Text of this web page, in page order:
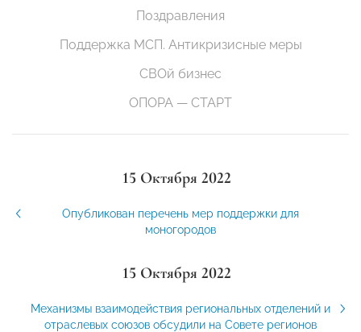
Поздравления
Поддержка МСП. Антикризисные меры
СВОй бизнес
ОПОРА — СТАРТ
15 Октября 2022
Опубликован перечень мер поддержки для
моногородов
15 Октября 2022
Механизмы взаимодействия региональных отделений и
отраслевых союзов обсудили на Совете регионов